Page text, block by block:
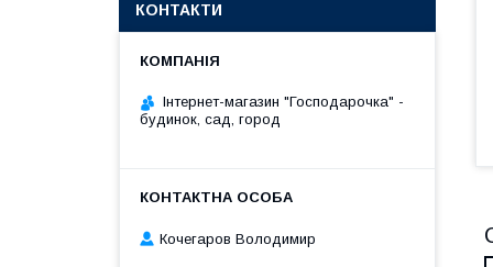
КОНТАКТИ
Інтернет-магазин "Господарочка" -
будинок, сад, город
Кочегаров Володимир